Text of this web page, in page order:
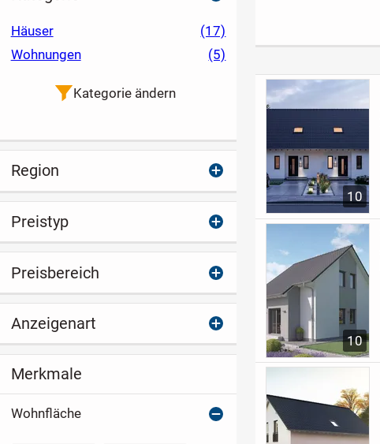
b mit Wohnhaus
10
10
Häuser
(17)
Wohnungen
(5)
Kategorie ändern
Region
Preistyp
Preisbereich
Anzeigenart
Merkmale
Wohnfläche